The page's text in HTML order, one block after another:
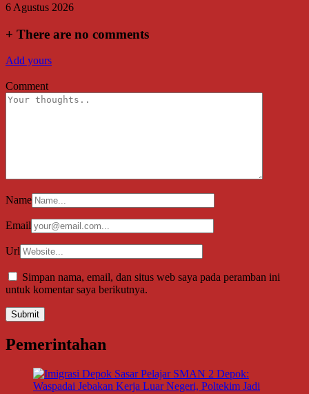
6 Agustus 2026
+ There are no comments
Add yours
Comment
Name
Email
Url
Simpan nama, email, dan situs web saya pada peramban ini
untuk komentar saya berikutnya.
Pemerintahan